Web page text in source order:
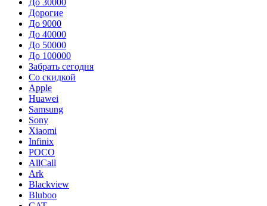
Дорогие
До 9000
До 40000
До 50000
До 100000
Забрать сегодня
Со скидкой
Apple
Huawei
Samsung
Sony
Xiaomi
Infinix
POCO
AllCall
Ark
Blackview
Bluboo